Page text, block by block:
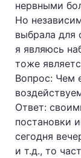
нервными
Но
выбрала для
я являюсь
тоже
Вопрос: Чем
Ответ:
постановки
сегодня
и т.д., то